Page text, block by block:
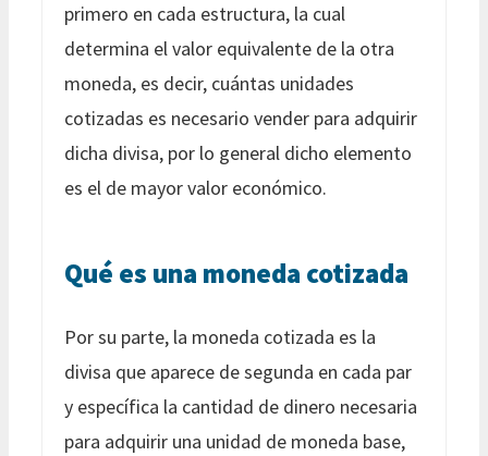
primero en cada estructura, la cual
determina el valor equivalente de la otra
moneda, es decir, cuántas unidades
cotizadas es necesario vender para adquirir
dicha divisa, por lo general dicho elemento
es el de mayor valor económico.
Qué es una moneda cotizada
Por su parte, la moneda cotizada es la
divisa que aparece de segunda en cada par
y específica la cantidad de dinero necesaria
para adquirir una unidad de moneda base,